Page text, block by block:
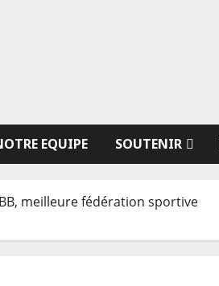
EQUIPE SOUTENIR
meilleure fédération sportive